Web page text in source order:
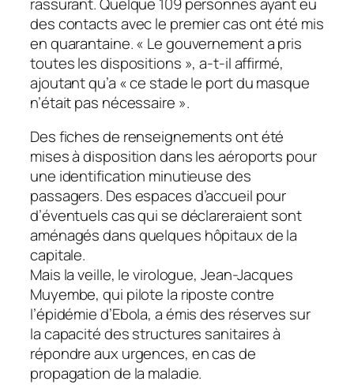
des contacts avec le premier cas ont été mis
en quarantaine. « Le gouvernement a pris
toutes les dispositions », a-t-il affirmé,
ajoutant qu’a « ce stade le port du masque
n’était pas nécessaire ».
Des fiches de renseignements ont été
mises à disposition dans les aéroports pour
une identification minutieuse des
passagers. Des espaces d’accueil pour
d’éventuels cas qui se déclareraient sont
aménagés dans quelques hôpitaux de la
capitale.
Mais la veille, le virologue, Jean-Jacques
Muyembe, qui pilote la riposte contre
l’épidémie d’Ebola, a émis des réserves sur
la capacité des structures sanitaires à
répondre aux urgences, en cas de
propagation de la maladie.